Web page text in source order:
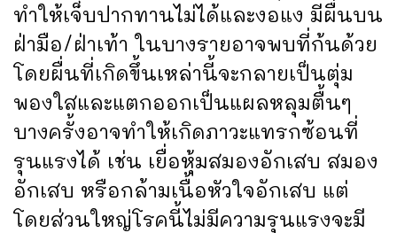
ทำให้เจ็บปากทานไม่ได้และงอแง มีผื่นบน
ฝ่ามือ/ฝ่าเท้า ในบางรายอาจพบที่ก้นด้วย
โดยผื่นที่เกิดขึ้นเหล่านี้จะกลายเป็นตุ่ม
พองใสและแตกออกเป็นแผลหลุมตื้นๆ
บางครั้งอาจทำให้เกิดภาวะแทรกซ้อนที่
รุนแรงได้ เช่น เยื่อหุ้มสมองอักเสบ สมอง
อักเสบ หรือกล้ามเนื้อหัวใจอักเสบ แต่
โดยส่วนใหญ่โรคนี้ไม่มีความรุนแรงจะมี